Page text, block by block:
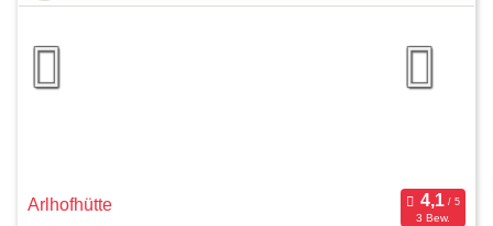
Arlhofhütte
3 Bew.